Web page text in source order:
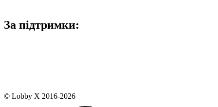
За підтримки:
© Lobby X 2016-2026